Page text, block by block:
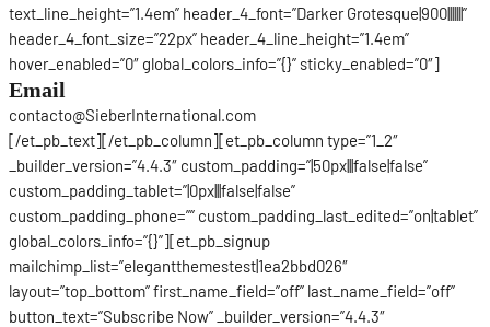
text_line_height=”1.4em” header_4_font=”Darker Grotesque|900|||||||”
header_4_font_size=”22px” header_4_line_height=”1.4em”
hover_enabled=”0″ global_colors_info=”{}” sticky_enabled=”0″]
Email
contacto@SieberInternational.com
[/et_pb_text][/et_pb_column][et_pb_column type=”1_2″
_builder_version=”4.4.3″ custom_padding=”|50px|||false|false”
custom_padding_tablet=”|0px|||false|false”
custom_padding_phone=”” custom_padding_last_edited=”on|tablet”
global_colors_info=”{}”][et_pb_signup
mailchimp_list=”elegantthemestest|1ea2bbd026″
layout=”top_bottom” first_name_field=”off” last_name_field=”off”
button_text=”Subscribe Now” _builder_version=”4.4.3″